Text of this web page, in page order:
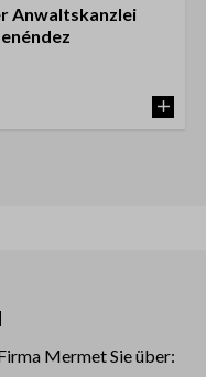
Anwaltskanzlei
Mermet Sie über: